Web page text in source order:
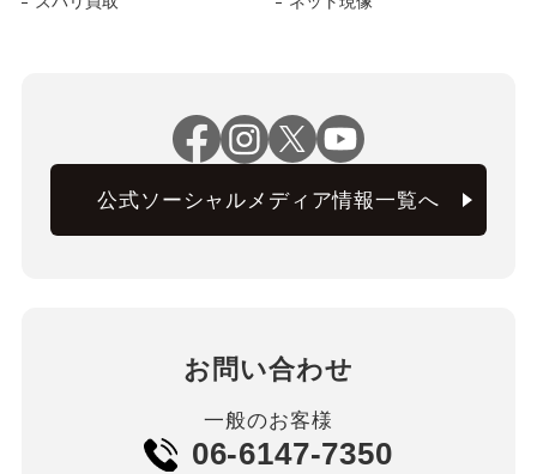
公式ソーシャルメディア情報一覧へ
お問い合わせ
一般のお客様
06-6147-7350